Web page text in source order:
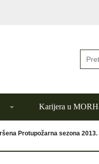
Karijera u
Protupožarna sezona 2013.